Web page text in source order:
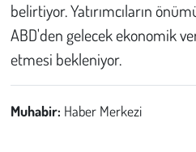
belirtiyor. Yatırımcıların
ABD'den gelecek ekonomik
etmesi bekleniyor.
Muhabir: Haber Merkezi